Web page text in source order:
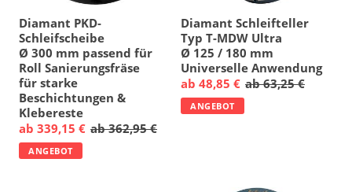
Diamant PKD-
Schleifscheibe
Ø 300 mm passend für
Roll Sanierungsfräse
für starke
Beschichtungen &
Klebereste
ab 339,15 € ab 362,95 €
ANGEBOT
Diamant Schleifteller
Typ T-MDW Ultra
Ø 125 / 180 mm
Universelle Anwendung
ab 48,85 € ab 63,25 €
ANGEBOT